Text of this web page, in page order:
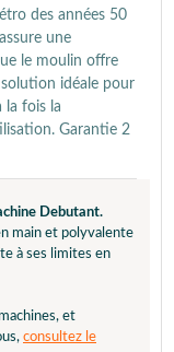
des années 50
une
le moulin offre
idéale pour
la fois la
Garantie 2
Debutant.
main et polyvalente
à ses limites en
et
consultez le